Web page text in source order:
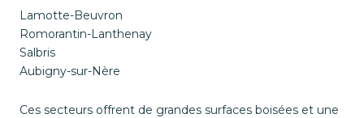
Lamotte-Beuvron
Romorantin-Lanthenay
Salbris
Aubigny-sur-Nère
Ces secteurs offrent de grandes surfaces boisées et une